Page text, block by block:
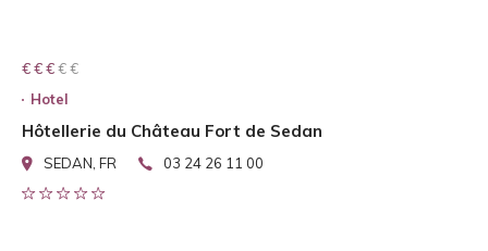
€ € € € €
€ € €
Hotel
Hôtellerie du Château Fort de Sedan
SEDAN, FR 03 24 26 11 00